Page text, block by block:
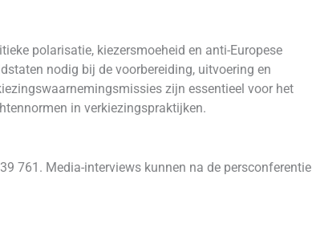
polarisatie, kiezersmoeheid en anti-Europese
nodig bij de voorbereiding, uitvoering en
zijn essentieel voor het
in verkiezingspraktijken.
761. Media-interviews kunnen na de persconferentie